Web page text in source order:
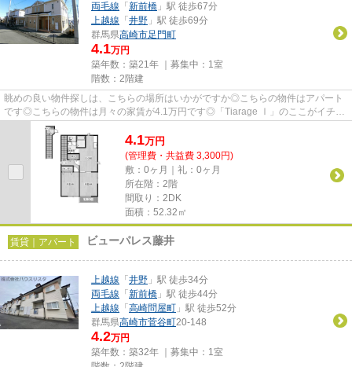
両毛線 「 新前橋 」駅 徒歩67分
上越線 「 井野 」駅 徒歩69分
群馬県高崎市足門町
4.1万円
築年数：築21年 ｜募集中： 1室
階数：2階建
眺めの良い物件探しは、こちらの場所はいかがですか◎こちらの物件はアパート
です◎こちらの物件は月々の家賃が4.1万円です◎「Tiarage Ⅰ」のここがイチオ
シ◎できるだけ早めに不動産情報...
4.1万円
(管理費・共益費 3,300円)
敷：0ヶ月｜礼：0ヶ月
所在階：2階
間取り：2DK
面積：52.32㎡
賃貸｜アパート ビューパレス藤井
上越線 「 井野 」駅 徒歩34分
両毛線 「 新前橋 」駅 徒歩44分
上越線 「 高崎問屋町 」駅 徒歩52分
群馬県高崎市菅谷町20-148
4.2万円
築年数：築32年 ｜募集中： 1室